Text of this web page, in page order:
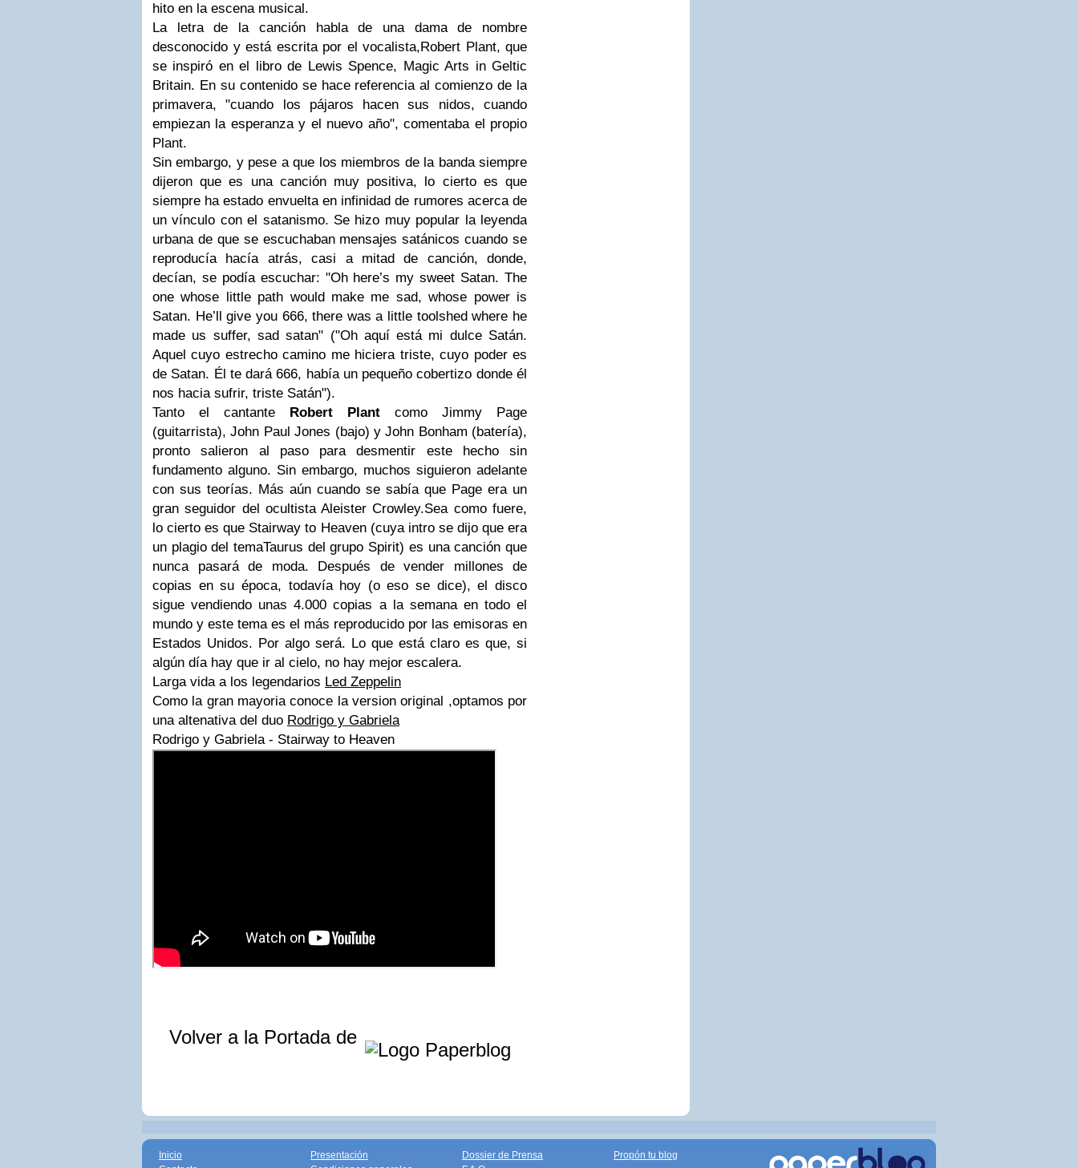
hito en la escena musical.
La letra de la canción habla de una dama de nombre
desconocido y está escrita por el vocalista,Robert Plant, que
se inspiró en el libro de Lewis Spence, Magic Arts in Geltic
Britain. En su contenido se hace referencia al comienzo de la
primavera, "cuando los pájaros hacen sus nidos, cuando
empiezan la esperanza y el nuevo año", comentaba el propio
Plant.
Sin embargo, y pese a que los miembros de la banda siempre
dijeron que es una canción muy positiva, lo cierto es que
siempre ha estado envuelta en infinidad de rumores acerca de
un vínculo con el satanismo. Se hizo muy popular la leyenda
urbana de que se escuchaban mensajes satánicos cuando se
reproducía hacía atrás, casi a mitad de canción, donde,
decían, se podía escuchar: "Oh here’s my sweet Satan. The
one whose little path would make me sad, whose power is
Satan. He’ll give you 666, there was a little toolshed where he
made us suffer, sad satan" ("Oh aquí está mi dulce Satán.
Aquel cuyo estrecho camino me hiciera triste, cuyo poder es
de Satan. Él te dará 666, había un pequeño cobertizo donde él
nos hacia sufrir, triste Satán").
Tanto el cantante Robert Plant como Jimmy Page
(guitarrista), John Paul Jones (bajo) y John Bonham (batería),
pronto salieron al paso para desmentir este hecho sin
fundamento alguno. Sin embargo, muchos siguieron adelante
con sus teorías. Más aún cuando se sabía que Page era un
gran seguidor del ocultista Aleister Crowley.Sea como fuere,
lo cierto es que Stairway to Heaven (cuya intro se dijo que era
un plagio del temaTaurus del grupo Spirit) es una canción que
nunca pasará de moda. Después de vender millones de
copias en su época, todavía hoy (o eso se dice), el disco
sigue vendiendo unas 4.000 copias a la semana en todo el
mundo y este tema es el más reproducido por las emisoras en
Estados Unidos. Por algo será. Lo que está claro es que, si
algún día hay que ir al cielo, no hay mejor escalera.
Larga vida a los legendarios Led Zeppelin
Como la gran mayoria conoce la version original ,optamos por
una altenativa del duo Rodrigo y Gabriela
Rodrigo y Gabriela - Stairway to Heaven
Volver a la Portada de
Inicio
Presentación
Dossier de Prensa
Propón tu blog